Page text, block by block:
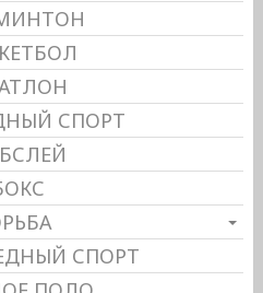
СПОРТ
СПОРТ